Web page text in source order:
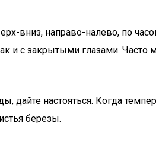
вниз, направо-налево, по
закрытыми глазами. Часто
дайте настояться. Когда
березы.